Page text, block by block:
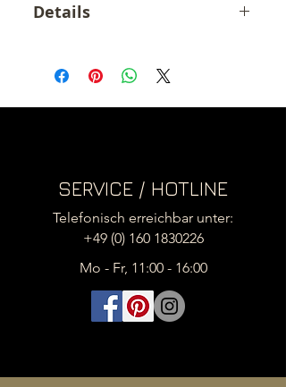
Details
Endpreis inkl. 19% MwSt.
zzgl. Versandkosten innerhalb
Lieferzeit beträgt etwa 6 Wochen
SERVICE / HOTLINE
Telefonisch erreichbar unter:
+49 (0) 160 1830226
Mo - Fr, 11:00 - 16:00